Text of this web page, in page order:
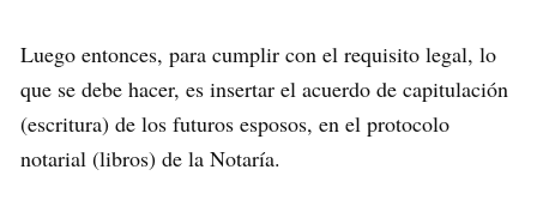
Luego entonces, para cumplir con el requisito legal, lo
que se debe hacer, es insertar el acuerdo de capitulación
(escritura) de los futuros esposos, en el protocolo
notarial (libros) de la Notaría.